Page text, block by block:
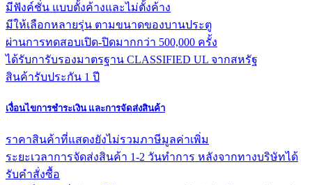
มีฟังค์ชั่น แบบตั้งค้างและไม่ตั้งค้าง
มีให้เลือกหลายรุ่น ตามขนาดของบานประตู
ผ่านการทดสอบเปิด-ปิดมากกว่า 500,000 ครั้ง
ได้รับการับรองมาตรฐาน CLASSIFIED UL จากสหรัฐ
สินค้ารับประกัน 1 ปี
เงื่อนไขการชำระเงิน และการจัดส่งสินค้า
ราคาสินค้าที่แสดงยังไม่รวมภาษีมูลค่าเพิ่ม
ระยะเวลาการจัดส่งสินค้า 1-2 วันทำการ หลังจากทางบริษัทได้
รับคำสั่งซื้อ